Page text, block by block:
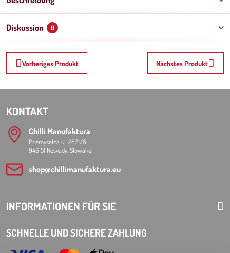
Diskussion 0
Vorheriges Produkt Nächstes Produkt
KONTAKT
Chilli Manufaktura
Priemyselná ul. 2871/8
946 51 Nesvady, Slowakei
shop​@chillimanufaktura​.eu
INFORMATIONEN FÜR SIE
SCHNELLE UND SICHERE ZAHLUNG